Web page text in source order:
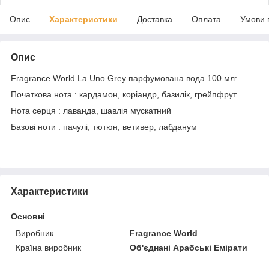
Опис Характеристики Доставка Оплата Умови
Опис
Fragrance World La Uno Grey парфумована вода 100 мл:
Початкова нота : кардамон, коріандр, базилік, грейпфрут
Нота серця : лаванда, шавлія мускатний
Базові ноти : пачулі, тютюн, ветивер, лабданум
Характеристики
Основні
Виробник
Fragrance World
Країна виробник
Об'єднані Арабські Емірати